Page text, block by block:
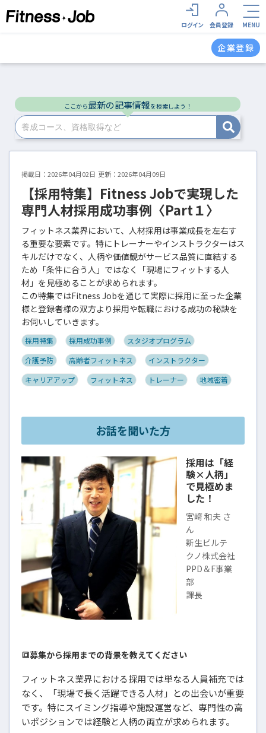
ログイン 会員登録 MENU
企業登録
ここから最新の記事情報を検索しよう！
掲載日： 2026年04月02日 更新：2026年04月09日
【採用特集】Fitness Jobで実現した
専門人材採用成功事例〈Part１〉
フィットネス業界において、人材採用は事業成長を左右す
る重要な要素です。特にトレーナーやインストラクターはス
キルだけでなく、人柄や価値観がサービス品質に直結する
ため「条件に合う人」ではなく「現場にフィットする人
材」を見極めることが求められます。
この特集ではFitness Jobを通じて実際に採用に至った企業
様と登録者様の双方より採用や転職における成功の秘訣を
お伺いしていきます。
採用特集 採用成功事例
スタジオプログラム
介護予防
高齢者フィットネス
インストラクター
キャリアアップ
フィットネス トレーナー 地域密着
お話を聞いた方
採用は「経
験×人柄」
で見極めま
した！
宮﨑 和夫 さ
ん
新生ビルテ
クノ株式会社
PPD＆F事業
部
課長
🔳募集から採用までの背景を教えてください
フィットネス業界における採用では単なる人員補充では
なく、「現場で長く活躍できる人材」との出会いが重要
です。特にスイミング指導や施設運営など、専門性の高
いポジションでは経験と人柄の両立が求められます。